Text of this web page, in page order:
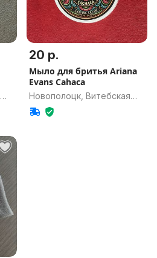
20 р.
Мыло для бритья Ariana
Evans Cahaca
Новополоцк, Витебская
обл.